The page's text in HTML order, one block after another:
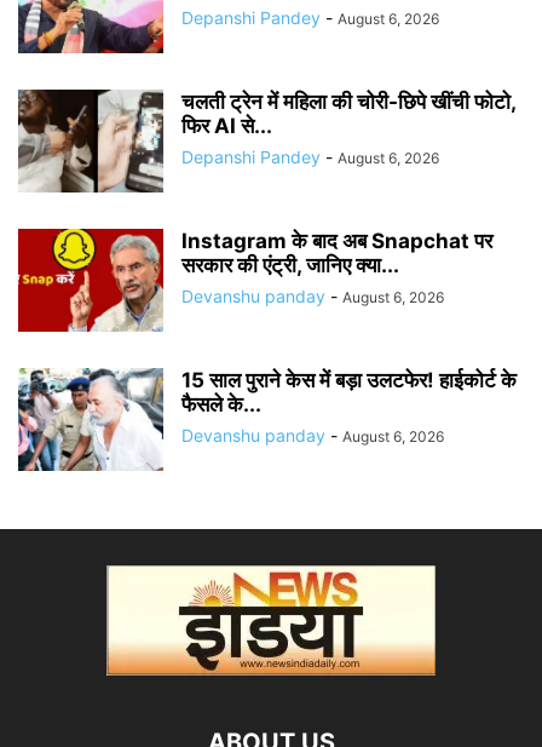
Depanshi Pandey - August 6, 2026
चलती ट्रेन में महिला की चोरी-छिपे खींची फोटो,
फिर AI से...
Depanshi Pandey - August 6, 2026
Instagram के बाद अब Snapchat पर
सरकार की एंट्री, जानिए क्या...
Devanshu panday - August 6, 2026
15 साल पुराने केस में बड़ा उलटफेर! हाईकोर्ट के
फैसले के...
Devanshu panday - August 6, 2026